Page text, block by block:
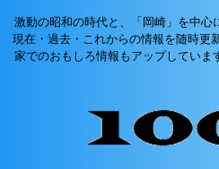
激動の昭和の時代と、「岡崎」を中
現在・過去・これからの情報を随時更
家でのおもしろ情報もアップしていま